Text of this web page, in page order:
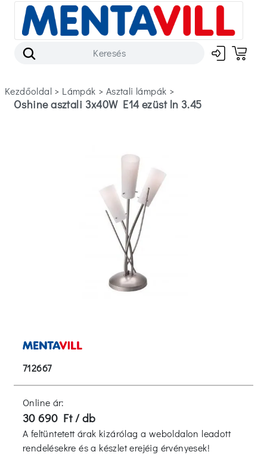
Kezdőoldal > lámpák > asztali lámpák >
Oshine asztali 3x40W E14 ezüst ln 3.45
712667
Online ár:
30 690 Ft / db
A feltüntetett árak kizárólag a weboldalon leadott
rendelésekre és a készlet erejéig érvényesek!